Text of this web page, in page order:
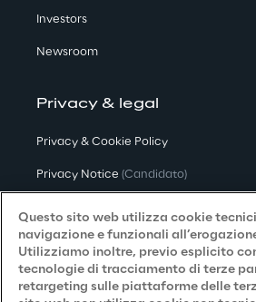
Investors
Newsroom
Privacy & legal
Privacy & Cookie Policy
Privacy Notice (Candidato)
Privacy Notice(Fornitore)
Privacy Notice(Marketing)
Questo sito web utilizza cookie
navigazione e funzionali
Utilizziamo inoltre, previo esplicito
tecnologie di tracciamento di terze
retargeting sulle piattaforme delle